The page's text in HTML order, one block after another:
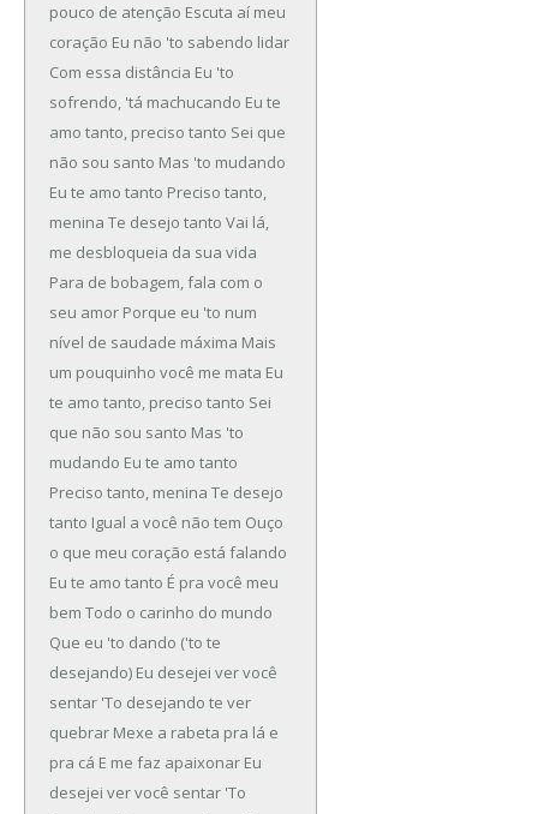
pouco de atenção Escuta aí meu
coração Eu não 'to sabendo lidar
Com essa distância Eu 'to
sofrendo, 'tá machucando Eu te
amo tanto, preciso tanto Sei que
não sou santo Mas 'to mudando
Eu te amo tanto Preciso tanto,
menina Te desejo tanto Vai lá,
me desbloqueia da sua vida
Para de bobagem, fala com o
seu amor Porque eu 'to num
nível de saudade máxima Mais
um pouquinho você me mata Eu
te amo tanto, preciso tanto Sei
que não sou santo Mas 'to
mudando Eu te amo tanto
Preciso tanto, menina Te desejo
tanto Igual a você não tem Ouço
o que meu coração está falando
Eu te amo tanto É pra você meu
bem Todo o carinho do mundo
Que eu 'to dando ('to te
desejando) Eu desejei ver você
sentar 'To desejando te ver
quebrar Mexe a rabeta pra lá e
pra cá E me faz apaixonar Eu
desejei ver você sentar 'To